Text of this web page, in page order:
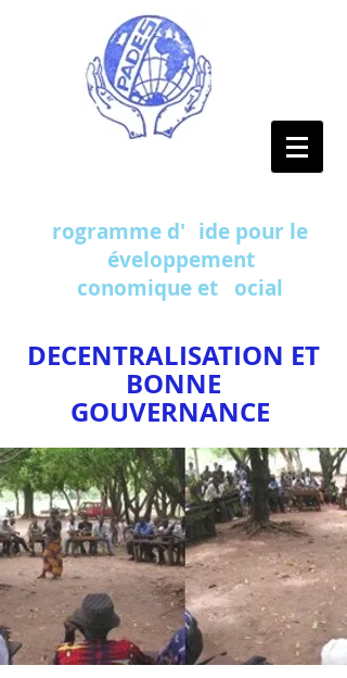
rogramme d' ide pour le
éveloppement
conomique et ocial
DECENTRALISATION ET
BONNE
GOUVERNANCE